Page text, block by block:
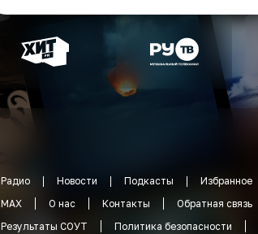
Радио Новости Подкасты Избранное
MAX
О нас Контакты Обратная связь
Результаты СОУТ
Политика безопасности